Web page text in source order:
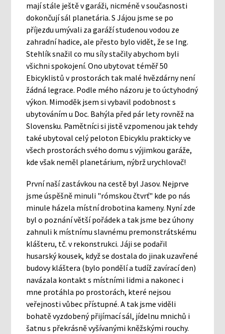
mají stále ještě v garáži, nicméně v současnosti
dokončují sál planetária. S Jájou jsme se po
příjezdu umývali za garáží studenou vodou ze
zahradní hadice, ale přesto bylo vidět, že se Ing.
Stehlík snažil co mu síly stačily abychom byli
všichni spokojení. Ono ubytovat téměř 50
Ebicyklistů v prostorách tak malé hvězdárny není
žádná legrace. Podle mého názoru je to úctyhodný
výkon. Mimoděk jsem si vybavil podobnost s
ubytováním u Doc. Bahýla před pár lety rovněž na
Slovensku. Pamětníci si jistě vzpomenou jak tehdy
také ubytoval celý peloton Ebicyklu prakticky ve
všech prostorách svého domu s výjimkou garáže,
kde však neměl planetárium, nýbrž urychlovač!
První naší zastávkou na cestě byl Jasov. Nejprve
jsme úspěšně minuli "rómskou čtvrť" kde po nás
minule házela místní drobotina kameny. Nyní zde
byl o poznání větší pořádek a tak jsme bez úhony
zahnuli k místnímu slavnému premonstrátskému
klášteru, tč. v rekonstrukci. Jáji se podařil
husarský kousek, když se dostala do jinak uzavřené
budovy kláštera (bylo pondělí a tudíž zavírací den)
navázala kontakt s místními lidmi a nakonec i
mne protáhla po prostorách, které nejsou
veřejnosti vůbec přístupné. A tak jsme viděli
bohatě vyzdobený přijímací sál, jídelnu mnichů i
šatnu s překrásně vyšívanými kněžskými rouchy.